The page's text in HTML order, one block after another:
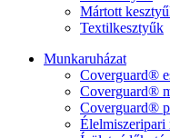
Mártott
Textilkesztyűk
Munkaruházat
Coverguard®
Coverguard®
Coverguard®
Élelmiszeripari